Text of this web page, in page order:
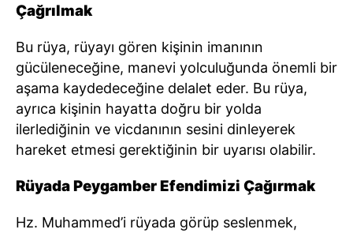
Çağrılmak
Bu rüya, rüyayı gören kişinin imanının
gücüleneceğine, manevi yolculuğunda önemli bir
aşama kaydedeceğine delalet eder. Bu rüya,
ayrıca kişinin hayatta doğru bir yolda
ilerlediğinin ve vicdanının sesini dinleyerek
hareket etmesi gerektiğinin bir uyarısı olabilir.
Rüyada Peygamber Efendimizi Çağırmak
Hz. Muhammed’i rüyada görüp seslenmek,